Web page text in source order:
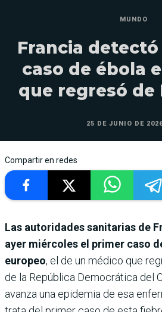
MUNDO
Francia
caso de ébola
que regresó de
25 DE JUNIO DE
Compartir en redes
Las autoridades sanitarias de
ayer miércoles el primer caso
europeo, el de un médico que
de la República Democrática del
avanza una epidemia de esa